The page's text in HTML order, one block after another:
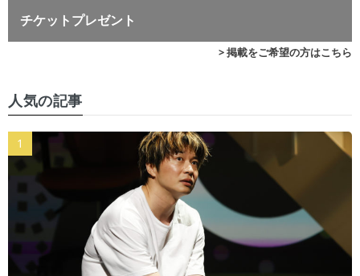
チケットプレゼント
> 掲載をご希望の方はこちら
人気の記事